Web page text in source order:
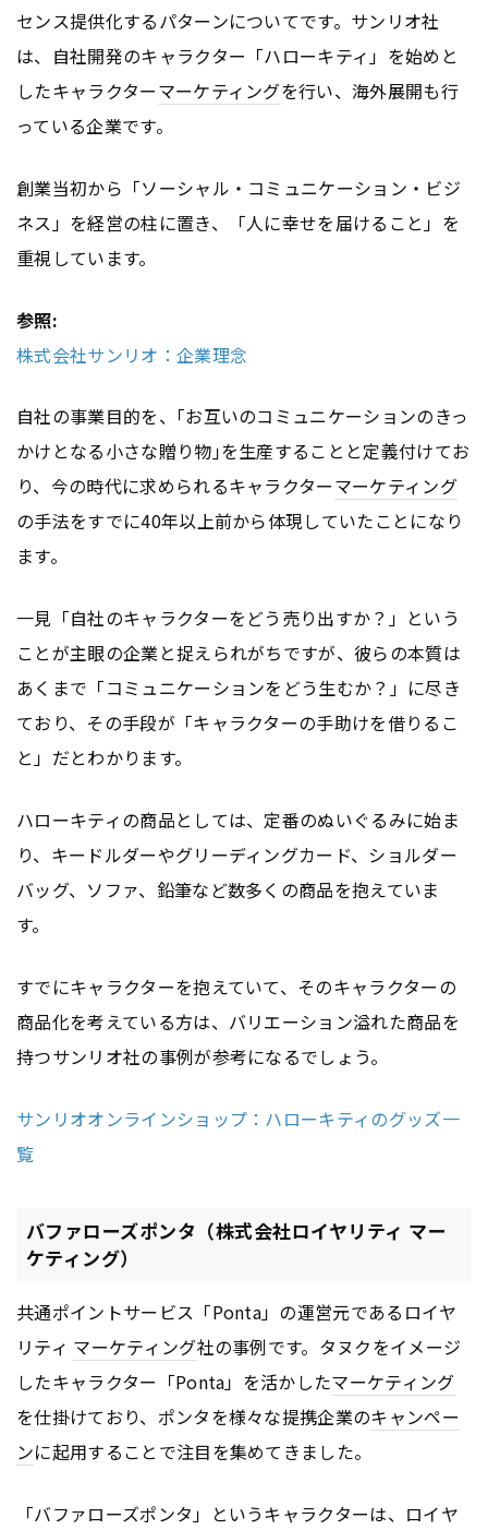
センス提供化するパターンについてです。サンリオ社
は、自社開発のキャラクター「ハローキティ」を始めと
したキャラクターマーケティングを行い、海外展開も行
っている企業です。
創業当初から「ソーシャル・コミュニケーション・ビジ
ネス」を経営の柱に置き、「人に幸せを届けること」を
重視しています。
参照:
株式会社サンリオ：企業理念
自社の事業目的を、｢お互いのコミュニケーションのきっ
かけとなる小さな贈り物｣を生産することと定義付けてお
り、今の時代に求められるキャラクターマーケティング
の手法をすでに40年以上前から体現していたことになり
ます。
一見「自社のキャラクターをどう売り出すか？」という
ことが主眼の企業と捉えられがちですが、彼らの本質は
あくまで「コミュニケーションをどう生むか？」に尽き
ており、その手段が「キャラクターの手助けを借りるこ
と」だとわかります。
ハローキティの商品としては、定番のぬいぐるみに始ま
り、キードルダーやグリーディングカード、ショルダー
バッグ、ソファ、鉛筆など数多くの商品を抱えていま
す。
すでにキャラクターを抱えていて、そのキャラクターの
商品化を考えている方は、バリエーション溢れた商品を
持つサンリオ社の事例が参考になるでしょう。
サンリオオンラインショップ：ハローキティのグッズ一
覧
バファローズポンタ（株式会社ロイヤリティ マー
ケティング）
共通ポイントサービス「Ponta」の運営元であるロイヤ
リティ マーケティング社の事例です。タヌクをイメージ
したキャラクター「Ponta」を活かしたマーケティング
を仕掛けており、ポンタを様々な提携企業のキャンペー
ンに起用することで注目を集めてきました。
「バファローズポンタ」というキャラクターは、ロイヤ